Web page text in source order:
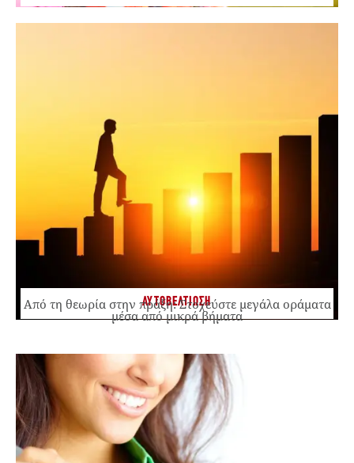
ΑΥΤΟΒΕΛΤΙΩΣΗ
Από τη θεωρία στην πράξη: Στοχεύστε μεγάλα οράματα
μέσα από μικρά βήματα